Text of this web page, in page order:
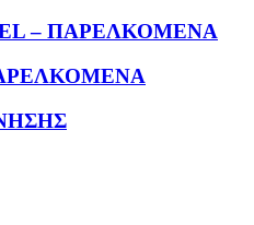
– ΠΑΡΕΛΚΟΜΕΝΑ